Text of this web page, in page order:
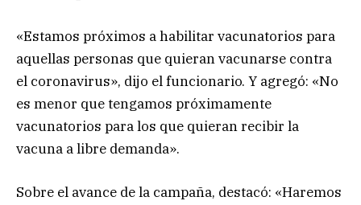
«Estamos próximos a habilitar vacunatorios para
aquellas personas que quieran vacunarse contra
el coronavirus», dijo el funcionario. Y agregó: «No
es menor que tengamos próximamente
vacunatorios para los que quieran recibir la
vacuna a libre demanda».
Sobre el avance de la campaña, destacó: «Haremos